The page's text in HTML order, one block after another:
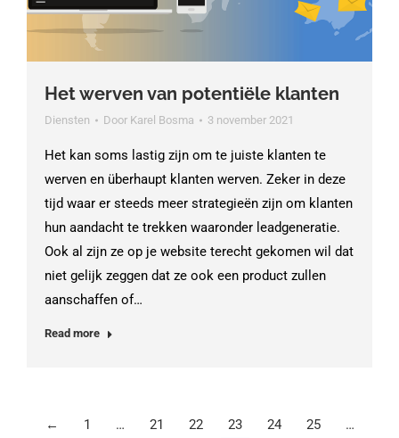
Het werven van potentiële klanten
Diensten Door Karel Bosma 3 november 2021
Het kan soms lastig zijn om te juiste klanten te
werven en überhaupt klanten werven. Zeker in deze
tijd waar er steeds meer strategieën zijn om klanten
hun aandacht te trekken waaronder leadgeneratie.
Ook al zijn ze op je website terecht gekomen wil dat
niet gelijk zeggen dat ze ook een product zullen
aanschaffen of…
Read more
← 1 … 21 22 23 24 25
…